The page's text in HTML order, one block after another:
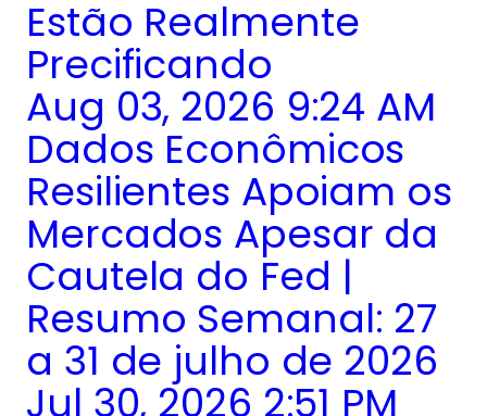
Estão Realmente
Precificando
Aug 03, 2026 9:24 AM
Dados Econômicos
Resilientes Apoiam os
Mercados Apesar da
Cautela do Fed |
Resumo Semanal: 27
a 31 de julho de 2026
Jul 30, 2026 2:51 PM